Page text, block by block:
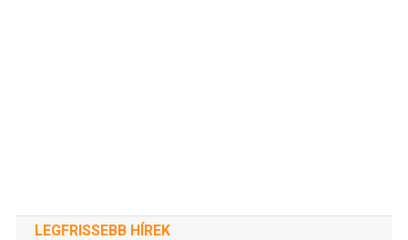
LEGFRISSEBB HÍREK